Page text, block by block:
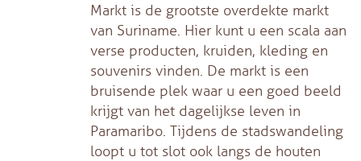
Markt is de grootste overdekte markt
van Suriname. Hier kunt u een scala aan
verse producten, kruiden, kleding en
souvenirs vinden. De markt is een
bruisende plek waar u een goed beeld
krijgt van het dagelijkse leven in
Paramaribo. Tijdens de stadswandeling
loopt u tot slot ook langs de houten